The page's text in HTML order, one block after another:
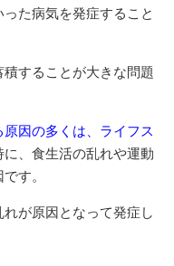
た病気を発症すること
することが大きな問題
因の多くは、ライフス
に、食生活の乱れや運動
す。
が原因となって発症し